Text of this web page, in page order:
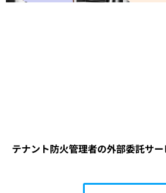
テナント防火管理者の外部委託サ